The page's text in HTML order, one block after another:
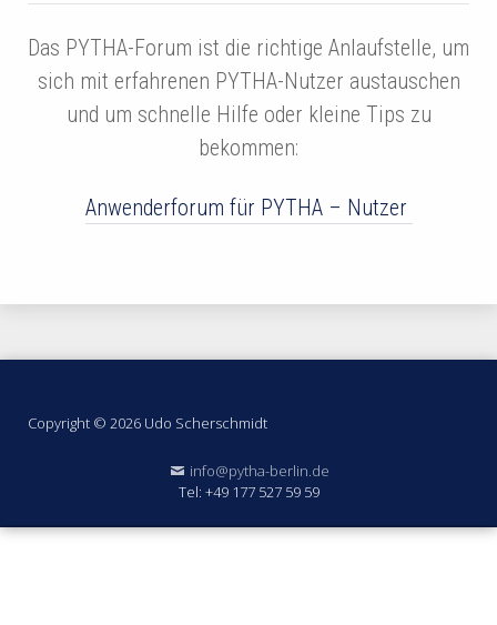
Das PYTHA-Forum ist die richtige Anlaufstelle, um
sich mit erfahrenen PYTHA-Nutzer austauschen
und um schnelle Hilfe oder kleine Tips zu
bekommen:
Anwenderforum für PYTHA – Nutzer
Copyright © 2026 Udo Scherschmidt
info@pytha-berlin.de
Tel: +49 177 527 59 59